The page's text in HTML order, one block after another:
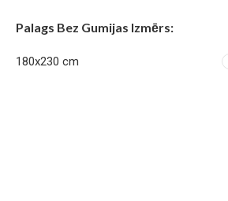
Palags Bez Gumijas Izmērs:
180x230 cm